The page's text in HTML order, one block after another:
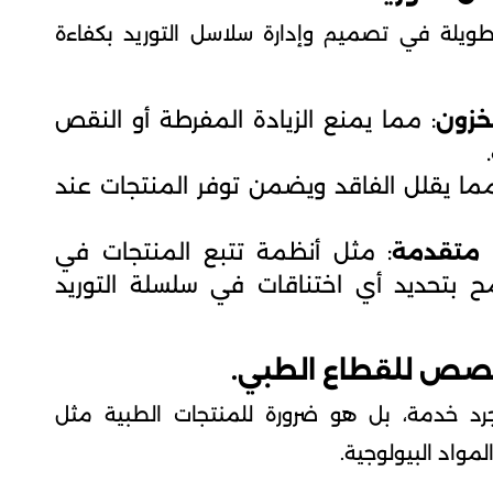
طويلة في تصميم وإدارة سلاسل التوريد بكفاءة
: مما يمنع الزيادة المفرطة أو النقص
يقلل الفاقد ويضمن توفر المنتجات عند
متقدمة: مثل أنظمة تتبع المنتجات في
بتحديد أي اختناقات في سلسلة التوريد
خدمة، بل هو ضرورة للمنتجات الطبية مثل
البيولوجية.